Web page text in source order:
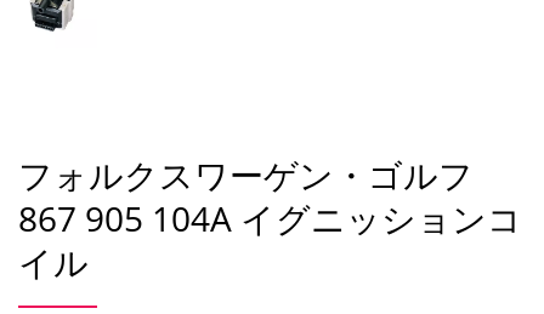
フォルクスワーゲン・ゴルフ
867 905 104A イグニッションコ
イル